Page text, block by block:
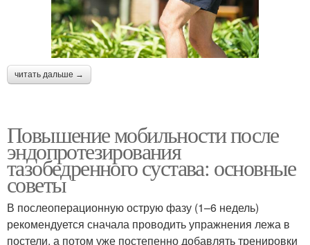
читать дальше →
Повышение мобильности после
эндопротезирования
тазобедренного сустава: основные
советы
В послеоперационную острую фазу (1–6 недель)
рекомендуется сначала проводить упражнения лежа в
постели, а потом уже постепенно добавлять тренировки